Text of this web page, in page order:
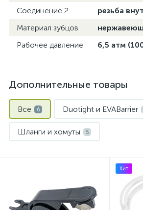
Соединение 2
резьба
Материал зубцов
Рабочее давление
6,5 атм
Дополнительные товары
Все 6 Duotight и EVABarrier
Шланги и хомуты 5
Хит